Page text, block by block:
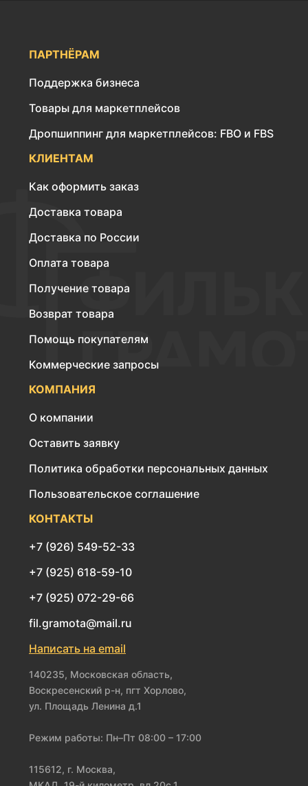
ПАРТНЁРАМ
Поддержка бизнеса
Товары для маркетплейсов
Дропшиппинг для маркетплейсов: FBO и FBS
КЛИЕНТАМ
Как оформить заказ
Доставка товара
Доставка по России
Оплата товара
Получение товара
Возврат товара
Помощь покупателям
Коммерческие запросы
КОМПАНИЯ
О компании
Оставить заявку
Политика обработки персональных данных
Пользовательское соглашение
КОНТАКТЫ
+7 (926) 549-52-33
+7 (925) 618-59-10
+7 (925) 072-29-66
fil.gramota@mail.ru
Написать на email
140235, Московская область,
Воскресенский р-н, пгт Хорлово,
ул. Площадь Ленина д.1
Режим работы: Пн–Пт 08:00 – 17:00
115612, г. Москва,